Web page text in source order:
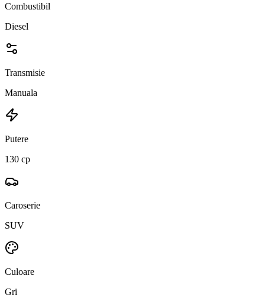
Combustibil
Diesel
Transmisie
Manuala
Putere
130 cp
Caroserie
SUV
Culoare
Gri